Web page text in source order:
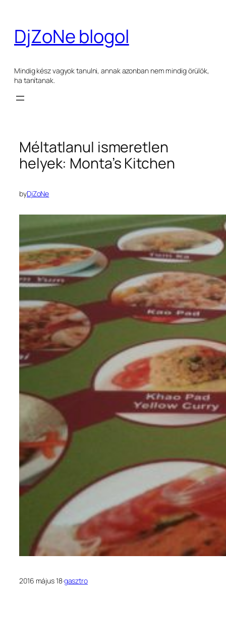
tartalomhoz
DjZoNe blogol
Mindig kész vagyok tanulni, annak azonban nem mindig örülök,
ha tanítanak.
Méltatlanul ismeretlen
helyek: Monta’s Kitchen
byDjZoNe
2016 május 18·gasztro